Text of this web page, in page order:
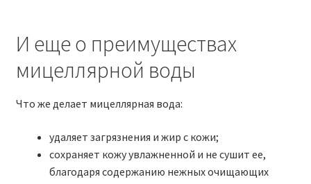
И еще о преимуществах
мицеллярной воды
Что же делает мицеллярная вода:
удаляет загрязнения и жир с кожи;
сохраняет кожу увлажненной и не сушит ее,
благодаря содержанию нежных очищающих